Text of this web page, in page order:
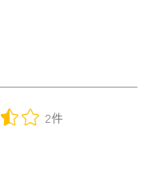
2件